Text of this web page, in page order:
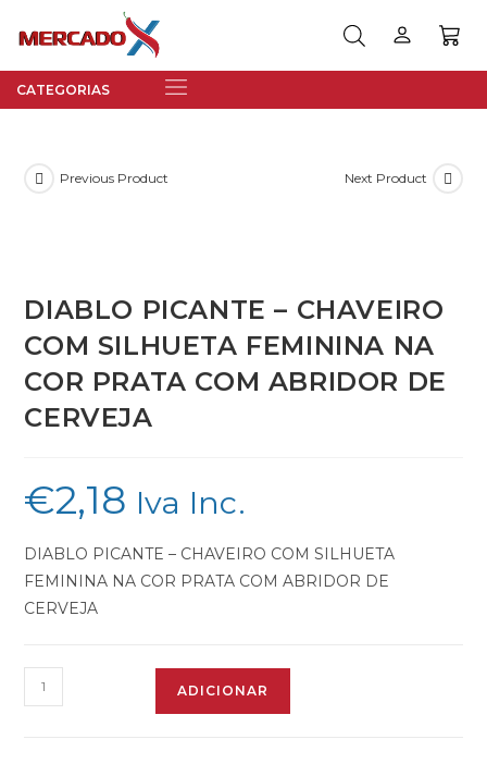
Previous Product Next Product
DIABLO PICANTE – CHAVEIRO
COM SILHUETA FEMININA NA
COR PRATA COM ABRIDOR DE
CERVEJA
€2,18 Iva Inc.
DIABLO PICANTE – CHAVEIRO COM SILHUETA
FEMININA NA COR PRATA COM ABRIDOR DE
CERVEJA
ADICIONAR